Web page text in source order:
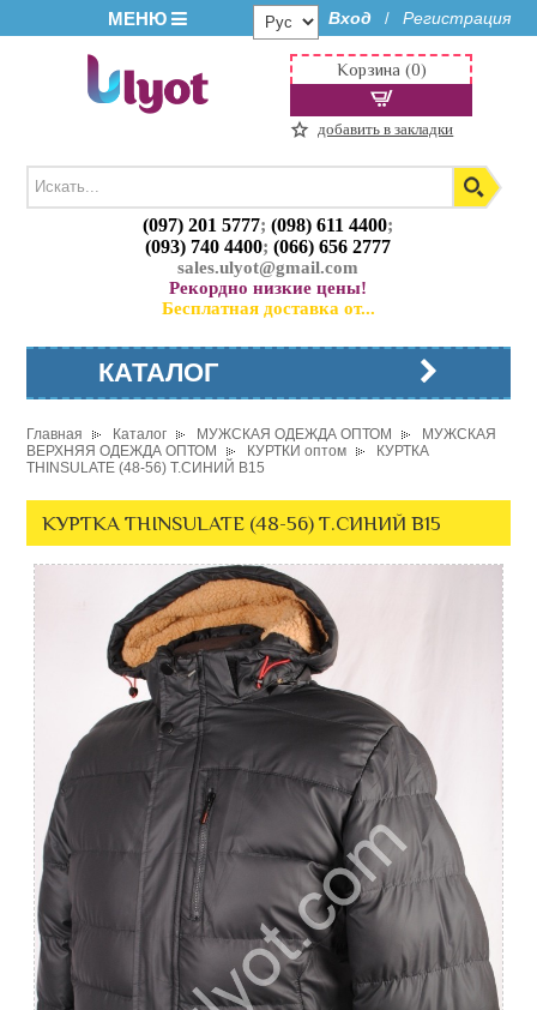
МЕНЮ Вход / Регистрация
(097) 201 5777;(098) 611 4400;
(093) 740 4400;(066) 656 2777
sales.ulyot@gmail.com
Рекордно низкие цены!
Бесплатная доставка от...
Корзина (0)
добавить в закладки
КАТАЛОГ
Главная Каталог МУЖСКАЯ ОДЕЖДА ОПТОМ
МУЖСКАЯ
ВЕРХНЯЯ ОДЕЖДА ОПТОМ
КУРТКИ оптом
КУРТКА
THINSULATE (48-56) Т.СИНИЙ B15
КУРТКА THINSULATE (48-56) Т.СИНИЙ B15